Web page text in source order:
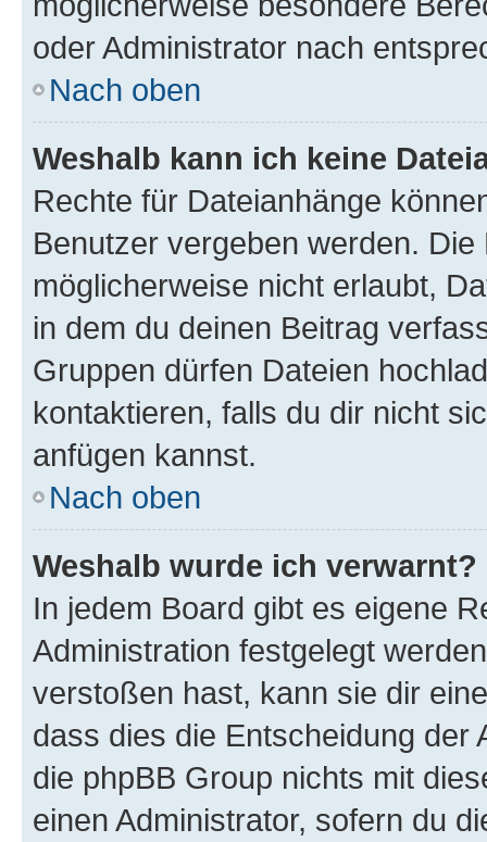
oder Administrator nach
Nach oben
Weshalb kann ich keine
Rechte für Dateianhänge
Benutzer vergeben werden.
möglicherweise nicht erlaubt,
in dem du deinen Beitrag
Gruppen dürfen Dateien
kontaktieren, falls du dir nicht
anfügen kannst.
Nach oben
Weshalb wurde ich verwarnt?
In jedem Board gibt es eigene
Administration festgelegt
verstoßen hast, kann sie dir
dass dies die Entscheidung der
die phpBB Group nichts mit
einen Administrator, sofern du